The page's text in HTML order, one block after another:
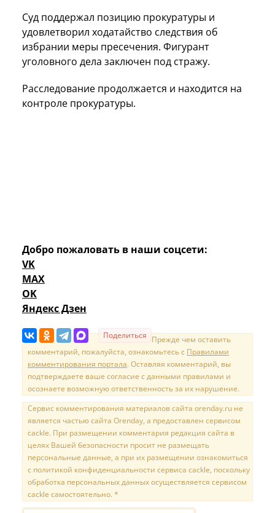
Суд поддержал позицию прокуратуры и
удовлетворил ходатайство следствия об
избрании меры пресечения. Фигурант
уголовного дела заключен под стражу.
Расследование продолжается и находится на
контроле прокуратуры.
Добро пожаловать в наши соцсети:
VK
MAX
OK
Яндекс Дзен
Поделиться Прежде чем оставить
комментарий, пожалуйста, ознакомьтесь с Правилами
комментирования портала. Оставляя комментарий, вы
подтверждаете ваше согласие с данными правилами и
осознаете возможную ответственность за их нарушение.
Сервис комментирования материалов сайта orenday.ru не
является частью сайта Orenday, а предоставлен сервисом
cackle. При размещении комментария редакция сайта в
целях Вашей безопасности просит не размещать
персональные данные, а при их размещении ознакомиться
с политикой конфиденциальности сервиса cackle, поскольку
обработка персональных данных осуществляется сервисом
cackle самостоятельно. *